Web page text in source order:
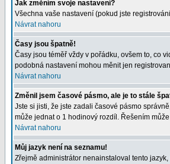
Jak změním svoje nastavení?
Všechna vaše nastavení (pokud jste
Návrat nahoru
Časy jsou špatně!
Časy jsou téměř vždy v pořádku, ovšem to, co
podobná nastavení mohou měnit jen
Návrat nahoru
Změnil jsem časové pásmo, ale je to stále
Jste si jisti, že jste zadali časové pásmo
může jednat o 1 hodinový rozdíl. Řešením
Návrat nahoru
Můj jazyk není na seznamu!
Zřejmě administrátor nenainstaloval tento